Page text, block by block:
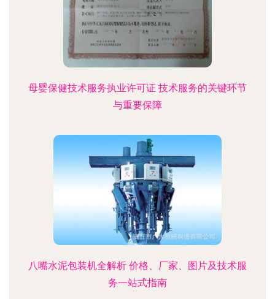
母婴保健技术服务执业许可证 技术服务的关键环节
与重要保障
八嘴水泥包装机全解析 价格、厂家、图片及技术服
务一站式指南